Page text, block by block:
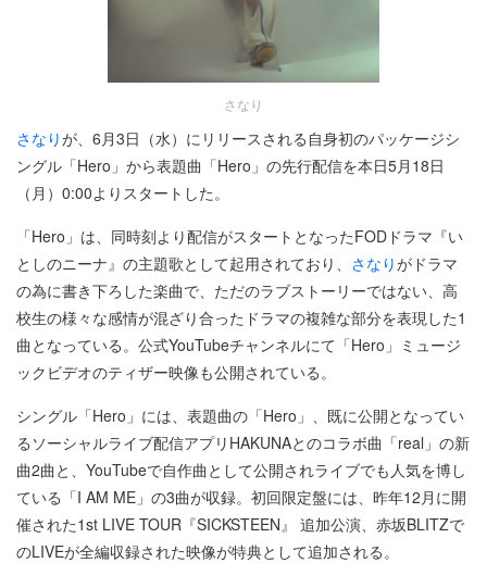
さなり
さなりが、6月3日（水）にリリースされる自身初のパッケージシ
ングル「Hero」から表題曲「Hero」の先行配信を本日5月18日
（月）0:00よりスタートした。
「Hero」は、同時刻より配信がスタートとなったFODドラマ『い
としのニーナ』の主題歌として起用されており、 さなりがドラマ
の為に書き下ろした楽曲で、ただのラブストーリーではない、高
校生の様々な感情が混ざり合ったドラマの複雑な部分を表現した1
曲となっている。公式YouTubeチャンネルにて「Hero」ミュージ
ックビデオのティザー映像も公開されている。
シングル「Hero」には、表題曲の「Hero」、既に公開となってい
るソーシャルライブ配信アプリHAKUNAとのコラボ曲「real」の新
曲2曲と、YouTubeで自作曲として公開されライブでも人気を博し
ている「I AM ME」の3曲が収録。初回限定盤には、昨年12月に開
催された1st LIVE TOUR『SICKSTEEN』 追加公演、赤坂BLITZで
のLIVEが全編収録された映像が特典として追加される。